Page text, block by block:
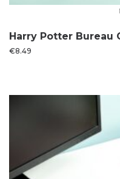
Harry Potter Bureau
€8.49